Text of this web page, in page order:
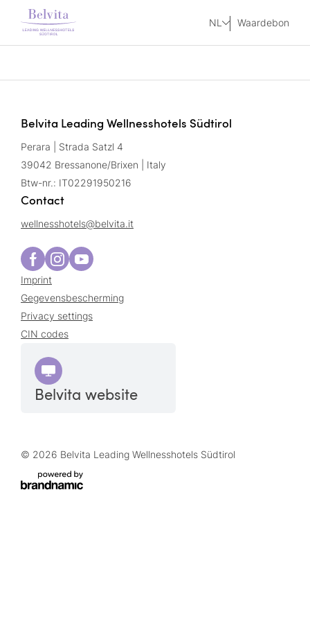
NL Waardebon
Belvita Leading Wellnesshotels Südtirol
Perara | Strada Satzl 4
39042 Bressanone/Brixen | Italy
Btw-nr.: IT02291950216
Contact
wellnesshotels@belvita.it
Imprint
Gegevensbescherming
Privacy settings
CIN codes
Belvita website
© 2026 Belvita Leading Wellnesshotels Südtirol